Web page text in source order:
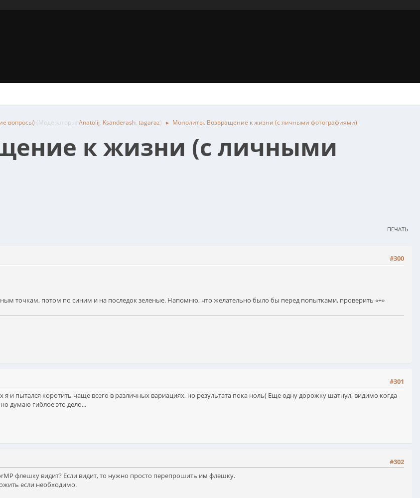
вопросы) (Модераторы: Anatolij, Ksanderash, tagaraz) ► Монолиты. Возвращение к жизни (с личными фотографиями)
к жизни (с личными
ПЕЧАТЬ
#300
точкам, потом по синим и на последок зеленые. Напомню, что желательно было бы перед попытками, проверить «+»
#301
я и пытался коротить чаще всего в различных вариациях, но результата пока ноль( Еще одну дорожку шатнул, видимо когда
думаю гиблое это дело...
#302
флешку видит? Если видит, то нужно просто перепрошить им флешку.
если необходимо.